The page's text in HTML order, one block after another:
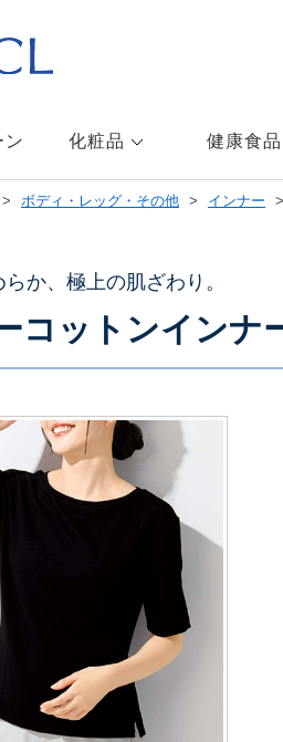
ン 化粧品 健康食品
ボディ・レッグ・その他 インナー
か、極上の肌ざわり。
コットンインナ